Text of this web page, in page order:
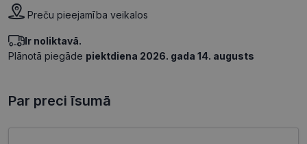
Preču pieejamība veikalos
Ir noliktavā.
Plānotā piegāde piektdiena 2026. gada 14. augusts
Par preci īsumā